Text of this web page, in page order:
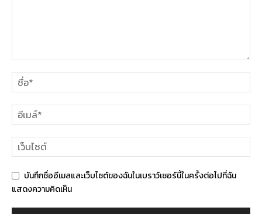
บันทึกชื่ออีเมลและเว็บไซต์ของฉันในเบราว์เซอร์นี้ในครั้งต่อไปที่ฉัน
แสดงความคิดเห็น